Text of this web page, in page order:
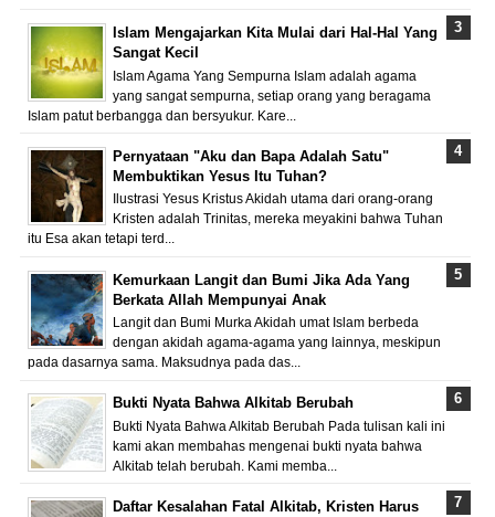
Islam Mengajarkan Kita Mulai dari Hal-Hal Yang
Sangat Kecil
Islam Agama Yang Sempurna Islam adalah agama
yang sangat sempurna, setiap orang yang beragama
Islam patut berbangga dan bersyukur. Kare...
Pernyataan "Aku dan Bapa Adalah Satu"
Membuktikan Yesus Itu Tuhan?
Ilustrasi Yesus Kristus Akidah utama dari orang-orang
Kristen adalah Trinitas, mereka meyakini bahwa Tuhan
itu Esa akan tetapi terd...
Kemurkaan Langit dan Bumi Jika Ada Yang
Berkata Allah Mempunyai Anak
Langit dan Bumi Murka Akidah umat Islam berbeda
dengan akidah agama-agama yang lainnya, meskipun
pada dasarnya sama. Maksudnya pada das...
Bukti Nyata Bahwa Alkitab Berubah
Bukti Nyata Bahwa Alkitab Berubah Pada tulisan kali ini
kami akan membahas mengenai bukti nyata bahwa
Alkitab telah berubah. Kami memba...
Daftar Kesalahan Fatal Alkitab, Kristen Harus